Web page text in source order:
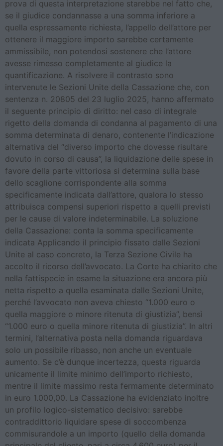
prova di questa interpretazione starebbe nel fatto che,
se il giudice condannasse a una somma inferiore a
quella espressamente richiesta, l’appello dell’attore per
ottenere il maggiore importo sarebbe certamente
ammissibile, non potendosi sostenere che l’attore
avesse rimesso completamente al giudice la
quantificazione. A risolvere il contrasto sono
intervenute le Sezioni Unite della Cassazione che, con
sentenza n. 20805 del 23 luglio 2025, hanno affermato
il seguente principio di diritto: nel caso di integrale
rigetto della domanda di condanna al pagamento di una
somma determinata di denaro, contenente l’indicazione
alternativa del “diverso importo che dovesse risultare
dovuto in corso di causa”, la liquidazione delle spese in
favore della parte vittoriosa si determina sulla base
dello scaglione corrispondente alla somma
specificamente indicata dall’attore, qualora lo stesso
attribuisca compensi superiori rispetto a quelli previsti
per le cause di valore indeterminabile. La soluzione
della Cassazione: conta la somma specificamente
indicata Applicando il principio fissato dalle Sezioni
Unite al caso concreto, la Terza Sezione Civile ha
accolto il ricorso dell’avvocato. La Corte ha chiarito che
nella fattispecie in esame la situazione era ancora più
netta rispetto a quella esaminata dalle Sezioni Unite,
perché l’avvocato non aveva chiesto “1.000 euro o
quella maggiore o minore ritenuta di giustizia”, bensì
“1.000 euro o quella minore ritenuta di giustizia”. In altri
termini, l’alternativa posta nella domanda riguardava
solo un possibile ribasso, non anche un eventuale
aumento. Se c’è dunque incertezza, questa riguarda
unicamente il limite minimo dell’importo richiesto,
mentre il limite massimo resta fermamente determinato
in euro 1.000,00. La Cassazione ha evidenziato inoltre
un profilo logico-sistematico decisivo: sarebbe
contraddittorio liquidare spese di soccombenza
commisurandole a un importo (quello della domanda